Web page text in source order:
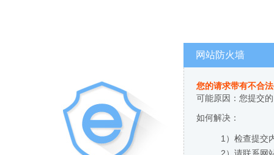
网站防火墙
您的请求带有不合
可能原因：您提交
如何解决：
1）检查提交